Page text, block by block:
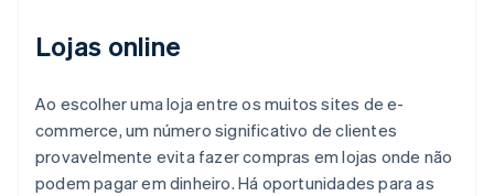
Lojas online
Ao escolher uma loja entre os muitos sites de e-
commerce, um número significativo de clientes
provavelmente evita fazer compras em lojas onde não
podem pagar em dinheiro. Há oportunidades para as